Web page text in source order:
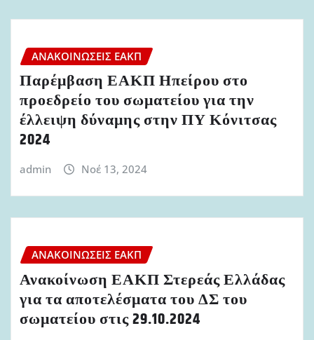
ΑΝΑΚΟΙΝΏΣΕΙΣ ΕΑΚΠ
Παρέμβαση ΕΑΚΠ Ηπείρου στο
προεδρείο του σωματείου για την
έλλειψη δύναμης στην ΠΥ Κόνιτσας
2024
admin Νοέ 13, 2024
ΑΝΑΚΟΙΝΏΣΕΙΣ ΕΑΚΠ
Ανακοίνωση ΕΑΚΠ Στερεάς Ελλάδας
για τα αποτελέσματα του ΔΣ του
σωματείου στις 29.10.2024